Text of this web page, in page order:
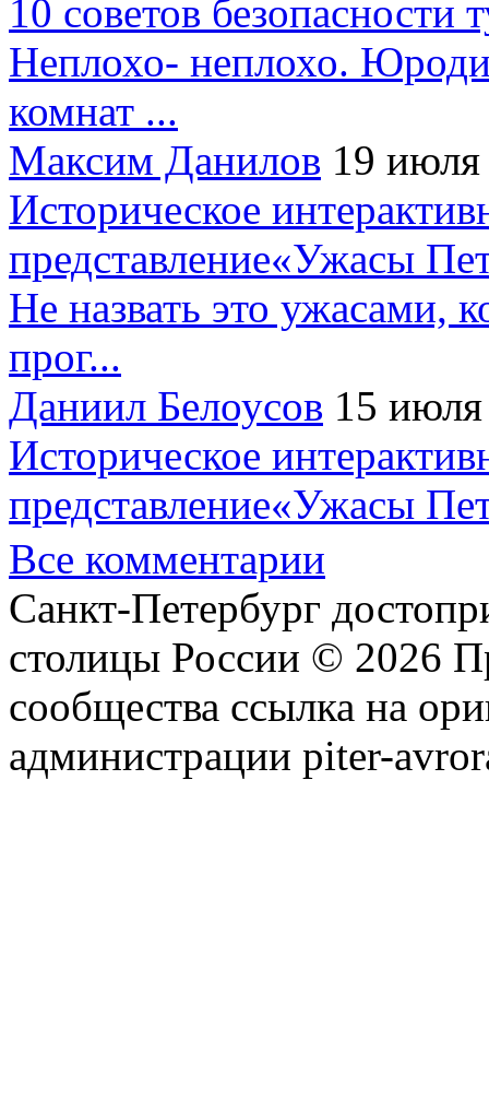
10 советов безопасности
Неплохо- неплохо.
комнат ...
Максим Данилов 19
Историческое
представление«Ужасы
Не назвать это ужасами,
прог...
Даниил Белоусов 15
Историческое
представление«Ужасы
Все комментарии
Санкт-Петербург
столицы России © 2026
сообщества ссылка на
администрации piter-